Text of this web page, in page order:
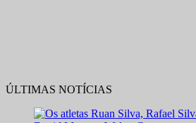
ÚLTIMAS NOTÍCIAS